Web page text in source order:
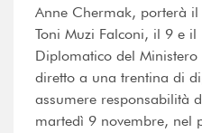
Anne Chermak, porterà
Toni Muzi Falconi, il 9 e il
Diplomatico del
diretto a una trentina di
assumere responsabilità
martedì 9 novembre, nel